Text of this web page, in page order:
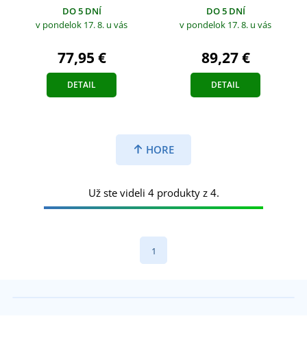
DO 5 DNÍ
v pondelok 17. 8. u vás
77,95 €
DETAIL
DO 5 DNÍ
v pondelok 17. 8. u vás
89,27 €
DETAIL
HORE
Už ste videli 4 produkty z 4.
1